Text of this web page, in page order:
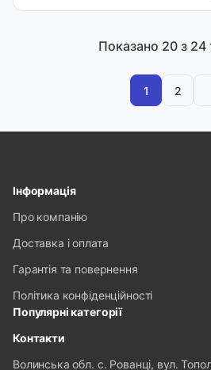
Показано 20 з 24
1 2
Інформація
Про компанію
Доставка і оплата
Гарантія та повернення
Політика конфіденційності
Популярні категорії
Контакти
Волинська обл. с. Рованці, вул.